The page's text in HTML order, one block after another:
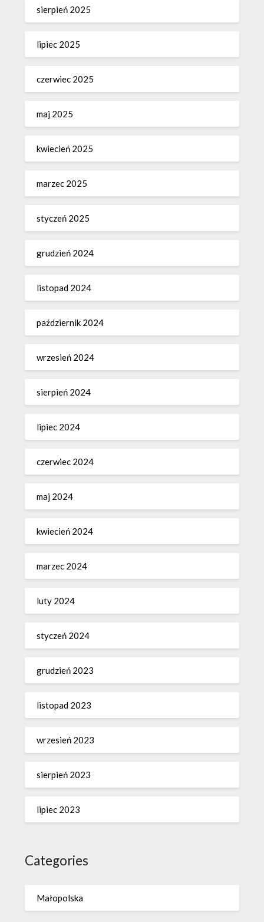
sierpień 2025
lipiec 2025
czerwiec 2025
maj 2025
kwiecień 2025
marzec 2025
styczeń 2025
grudzień 2024
listopad 2024
październik 2024
wrzesień 2024
sierpień 2024
lipiec 2024
czerwiec 2024
maj 2024
kwiecień 2024
marzec 2024
luty 2024
styczeń 2024
grudzień 2023
listopad 2023
wrzesień 2023
sierpień 2023
lipiec 2023
Categories
Małopolska